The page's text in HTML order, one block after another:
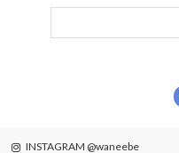
INSTAGRAM @waneebe